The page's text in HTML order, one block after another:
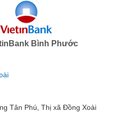
Bình Phước
Tân Phú, Thị xã Đồng Xoài